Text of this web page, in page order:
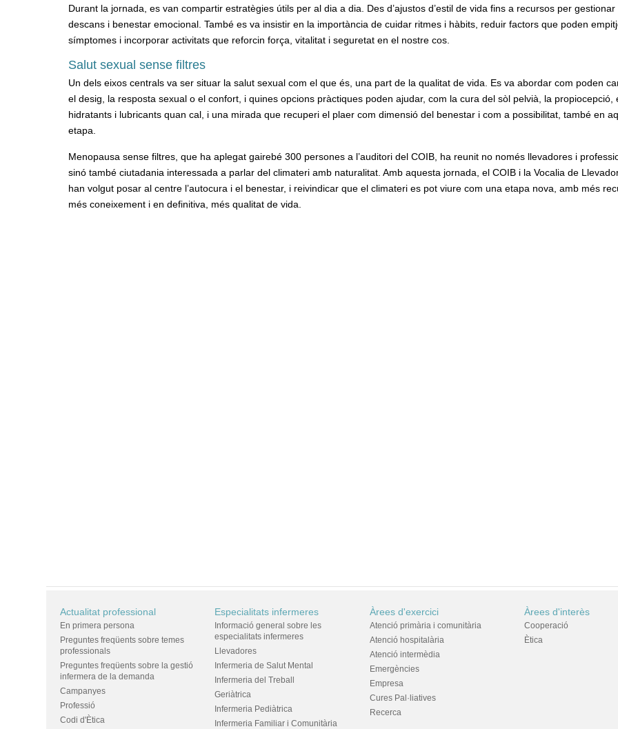
Durant la jornada, es van compartir estratègies útils per al dia a dia. Des d’ajustos d’estil de vida fins a recursos per gestionar
descans i benestar emocional. També es va insistir en la importància de cuidar ritmes i hàbits, reduir factors que poden
símptomes i incorporar activitats que reforcin força, vitalitat i seguretat en el nostre cos.
Salut sexual sense filtres
Un dels eixos centrals va ser situar la salut sexual com el que és, una part de la qualitat de vida. Es va abordar com poden
el desig, la resposta sexual o el confort, i quines opcions pràctiques poden ajudar, com la cura del sòl pelvià, la propiocepció,
hidratants i lubricants quan cal, i una mirada que recuperi el plaer com dimensió del benestar i com a possibilitat, també en
etapa.
Menopausa sense filtres, que ha aplegat gairebé 300 persones a l’auditori del COIB, ha reunit no només llevadores i
sinó també ciutadania interessada a parlar del climateri amb naturalitat. Amb aquesta jornada, el COIB i la Vocalia de
han volgut posar al centre l’autocura i el benestar, i reivindicar que el climateri es pot viure com una etapa nova, amb més
més coneixement i en definitiva, més qualitat de vida.
Actualitat professional
En primera persona
Preguntes freqüents sobre temes
professionals
Preguntes freqüents sobre la gestió
infermera de la demanda
Campanyes
Professió
Codi d'Ètica
Especialitats infermeres
Informació general sobre les
especialitats infermeres
Llevadores
Infermeria de Salut Mental
Infermeria del Treball
Geriàtrica
Infermeria Pediàtrica
Infermeria Familiar i Comunitària
Àrees d'exercici
Atenció primària i comunitària
Atenció hospitalària
Atenció intermèdia
Emergències
Empresa
Cures Pal·liatives
Recerca
Àrees d'interès
Cooperació
Ètica